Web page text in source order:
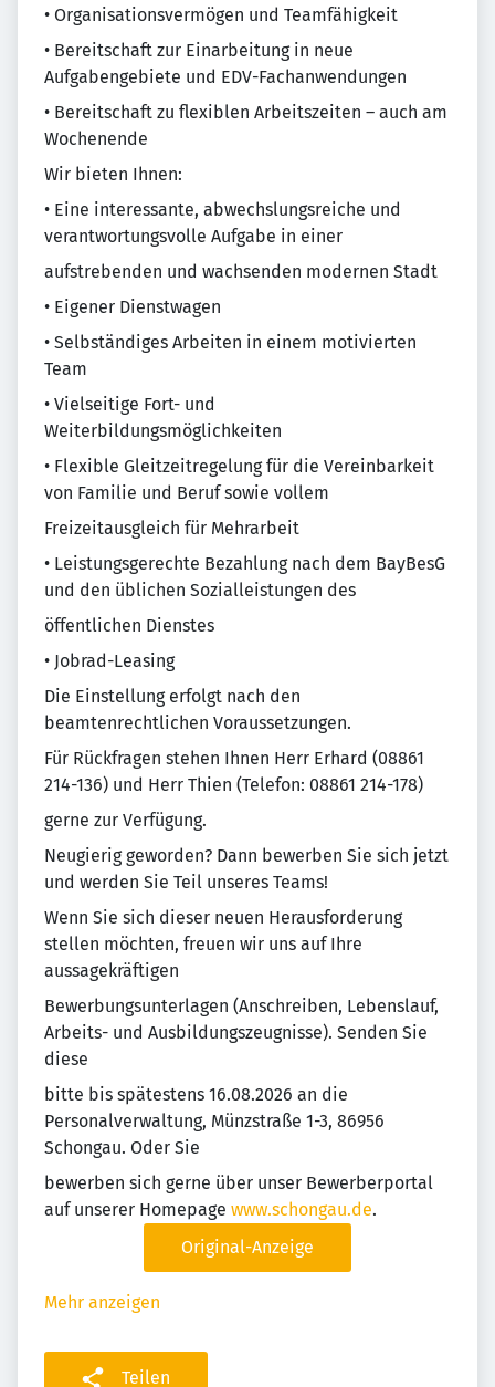
• Organisationsvermögen und Teamfähigkeit
• Bereitschaft zur Einarbeitung in neue
Aufgabengebiete und EDV-Fachanwendungen
• Bereitschaft zu flexiblen Arbeitszeiten – auch am
Wochenende
Wir bieten Ihnen:
• Eine interessante, abwechslungsreiche und
verantwortungsvolle Aufgabe in einer
aufstrebenden und wachsenden modernen Stadt
• Eigener Dienstwagen
• Selbständiges Arbeiten in einem motivierten
Team
• Vielseitige Fort- und
Weiterbildungsmöglichkeiten
• Flexible Gleitzeitregelung für die Vereinbarkeit
von Familie und Beruf sowie vollem
Freizeitausgleich für Mehrarbeit
• Leistungsgerechte Bezahlung nach dem BayBesG
und den üblichen Sozialleistungen des
öffentlichen Dienstes
• Jobrad-Leasing
Die Einstellung erfolgt nach den
beamtenrechtlichen Voraussetzungen.
Für Rückfragen stehen Ihnen Herr Erhard (08861
214-136) und Herr Thien (Telefon: 08861 214-178)
gerne zur Verfügung.
Neugierig geworden? Dann bewerben Sie sich jetzt
und werden Sie Teil unseres Teams!
Wenn Sie sich dieser neuen Herausforderung
stellen möchten, freuen wir uns auf Ihre
aussagekräftigen
Bewerbungsunterlagen (Anschreiben, Lebenslauf,
Arbeits- und Ausbildungszeugnisse). Senden Sie
diese
bitte bis spätestens 16.08.2026 an die
Personalverwaltung, Münzstraße 1-3, 86956
Schongau. Oder Sie
bewerben sich gerne über unser Bewerberportal
auf unserer Homepage www.schongau.de.
Original-Anzeige
Mehr anzeigen
Teilen